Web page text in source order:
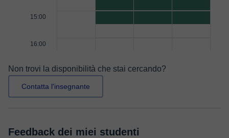
15:00
16:00
Non trovi la disponibilità che stai cercando?
Contatta l'insegnante
Feedback dei miei studenti